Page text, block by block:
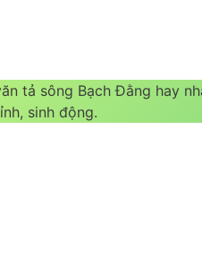
tả sông Bạch Đằng hay
sinh động.